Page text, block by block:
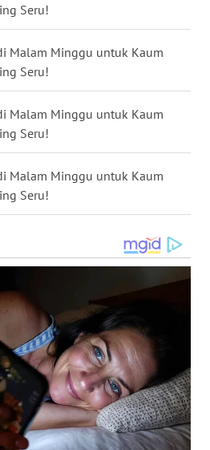
Seru!
Malam Minggu untuk Kaum
Seru!
Malam Minggu untuk Kaum
Seru!
Malam Minggu untuk Kaum
Seru!